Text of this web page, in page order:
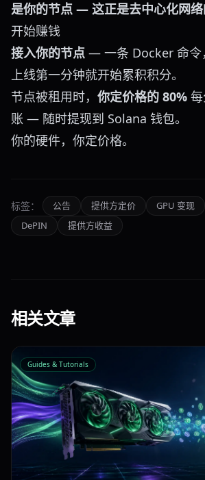
是你的节点 — 这正是去中心化网络
开始赚钱
接入你的节点 — 一条 Docker 命令
上线第一分钟就开始累积积分。
节点被租用时， 你定价格的 80%
账 — 随时提现到 Solana 钱包。
你的硬件，你定价格。
标签： 公告 提供方定价 GPU 变现
DePIN
提供方收益
相关文章
Guides & Tutorials